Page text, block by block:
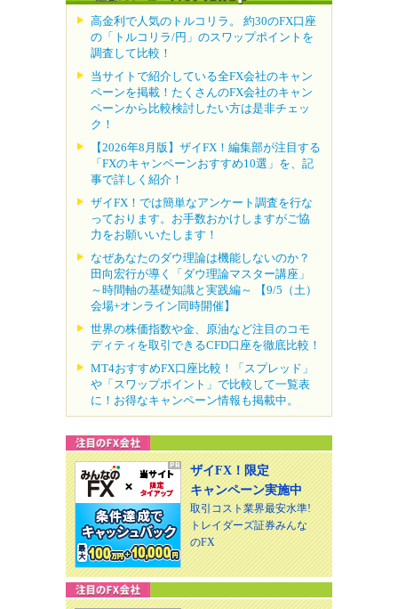
高金利で人気のトルコリラ。 約30のFX口座
の「トルコリラ/円」のスワップポイントを
調査して比較！
当サイトで紹介している全FX会社のキャン
ペーンを掲載！たくさんのFX会社のキャン
ペーンから比較検討したい方は是非チェッ
ク！
【2026年8月版】ザイFX！編集部が注目する
「FXのキャンペーンおすすめ10選」を、記
事で詳しく紹介！
ザイFX！では簡単なアンケート調査を行な
っております。お手数おかけしますがご協
力をお願いいたします！
なぜあなたのダウ理論は機能しないのか？
田向宏行が導く「ダウ理論マスター講座」
～時間軸の基礎知識と実践編～ 【9/5（土）
会場+オンライン同時開催】
世界の株価指数や金、原油など注目のコモ
ディティを取引できるCFD口座を徹底比較！
MT4おすすめFX口座比較！「スプレッド」
や「スワップポイント」で比較して一覧表
に！お得なキャンペーン情報も掲載中。
ザイFX！限定
キャンペーン実施中
取引コスト業界最安水準!
トレイダーズ証券みんな
のFX